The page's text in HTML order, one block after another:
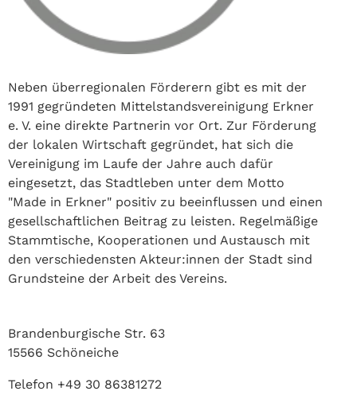
Neben überregionalen Förderern gibt es mit der
1991 gegründeten Mittelstandsvereinigung Erkner
e. V. eine direkte Partnerin vor Ort. Zur Förderung
der lokalen Wirtschaft gegründet, hat sich die
Vereinigung im Laufe der Jahre auch dafür
eingesetzt, das Stadtleben unter dem Motto
"Made in Erkner" positiv zu beeinflussen und einen
gesellschaftlichen Beitrag zu leisten. Regelmäßige
Stammtische, Kooperationen und Austausch mit
den verschiedensten Akteur:innen der Stadt sind
Grundsteine der Arbeit des Vereins.
Brandenburgische Str. 63
15566 Schöneiche
Telefon +49 30 86381272